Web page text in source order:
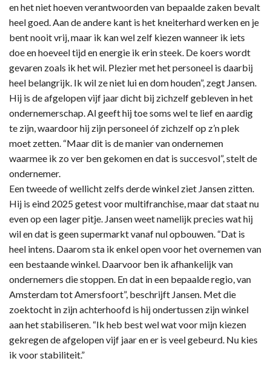
en het niet hoeven verantwoorden van bepaalde zaken bevalt
heel goed. Aan de andere kant is het kneiterhard werken en je
bent nooit vrij, maar ik kan wel zelf kiezen wanneer ik iets
doe en hoeveel tijd en energie ik erin steek. De koers wordt
gevaren zoals ik het wil. Plezier met het personeel is daarbij
heel belangrijk. Ik wil ze niet lui en dom houden”, zegt Jansen.
Hij is de afgelopen vijf jaar dicht bij zichzelf gebleven in het
ondernemerschap. Al geeft hij toe soms wel te lief en aardig
te zijn, waardoor hij zijn personeel óf zichzelf op z’n plek
moet zetten. “Maar dit is de manier van ondernemen
waarmee ik zo ver ben gekomen en dat is succesvol”, stelt de
ondernemer.
Een tweede of wellicht zelfs derde winkel ziet Jansen zitten.
Hij is eind 2025 getest voor multifranchise, maar dat staat nu
even op een lager pitje. Jansen weet namelijk precies wat hij
wil en dat is geen supermarkt vanaf nul opbouwen. “Dat is
heel intens. Daarom sta ik enkel open voor het overnemen van
een bestaande winkel. Daarvoor ben ik afhankelijk van
ondernemers die stoppen. En dat in een bepaalde regio, van
Amsterdam tot Amersfoort”, beschrijft Jansen. Met die
zoektocht in zijn achterhoofd is hij ondertussen zijn winkel
aan het stabiliseren. “Ik heb best wel wat voor mijn kiezen
gekregen de afgelopen vijf jaar en er is veel gebeurd. Nu kies
ik voor stabiliteit.”